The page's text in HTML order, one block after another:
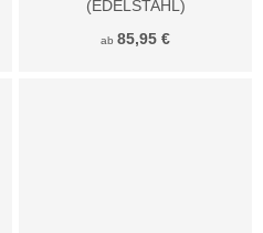
(EDELSTAHL)
ab 85,95 €